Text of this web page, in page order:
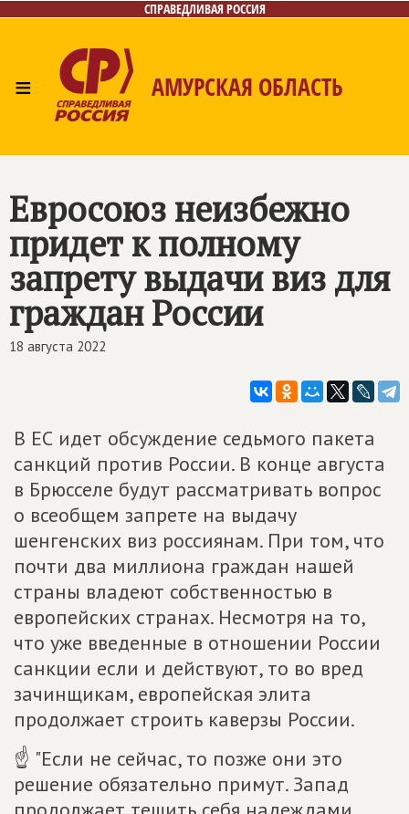
СПРАВЕДЛИВАЯ РОССИЯ
≡ АМУРСКАЯ ОБЛАСТЬ
Евросоюз неизбежно
придет к полному
запрету выдачи виз для
граждан России
18 августа 2022
В ЕС идет обсуждение седьмого пакета
санкций против России. В конце августа
в Брюсселе будут рассматривать вопрос
о всеобщем запрете на выдачу
шенгенских виз россиянам. При том, что
почти два миллиона граждан нашей
страны владеют собственностью в
европейских странах. Несмотря на то,
что уже введенные в отношении России
санкции если и действуют, то во вред
зачинщикам, европейская элита
продолжает строить каверзы России.
☝ "Если не сейчас, то позже они это
решение обязательно примут. Запад